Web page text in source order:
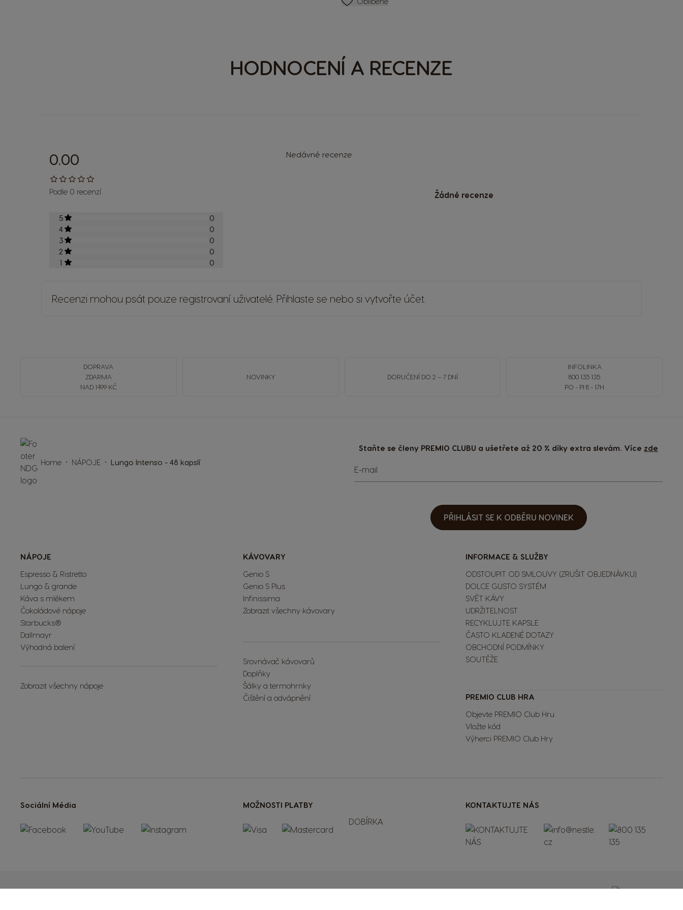
HODNOCENÍ A RECENZE
0.00
Podle 0 recenzí
5
0
4
0
3
0
2
0
1
0
Nedávné recenze
Žádné recenze
Recenzi mohou psát pouze registrovaní uživatelé. Přihlaste se nebo si vytvořte účet
DOPRAVA
ZDARMA
NAD 1499 KČ
NOVINKY DORUČENÍ DO 2 – 7 DNÍ
INFOLINKA
800 135 135
PO - PI 8 - 17H
Staňte se členy PREMIO CLUBU a ušetřete až 20 % díky extra slevám. Více zde
E-mail
PŘIHLÁSIT SE K ODBĚRU NOVINEK
Home NÁPOJE Lungo Intenso - 48 kapslí
NÁPOJE
Espresso & Ristretto
Lungo & grande
Káva s mlékem
Čokoládové nápoje
Starbucks®
Dallmayr
Výhodná balení
Zobrazit všechny nápoje
KÁVOVARY
Genio S
Genio S Plus
Infinissima
Zobrazit všechny kávovary
Srovnávač kávovarů
Doplňky
Šálky a termohrnky
Čištění a odvápnění
INFORMACE & SLUŽBY
ODSTOUPIT OD SMLOUVY (ZRUŠIT OBJEDNÁVKU)
DOLCE GUSTO SYSTÉM
SVĚT KÁVY
UDRŽITELNOST
RECYKLUJTE KAPSLE
ČASTO KLADENÉ DOTAZY
OBCHODNÍ PODMÍNKY
SOUTĚŽE
PREMIO CLUB HRA
Objevte PREMIO Club Hru
Vložte kód
Výherci PREMIO Club Hry
Sociální Média MOŽNOSTI PLATBY
DOBÍRKA
KONTAKTUJTE NÁS